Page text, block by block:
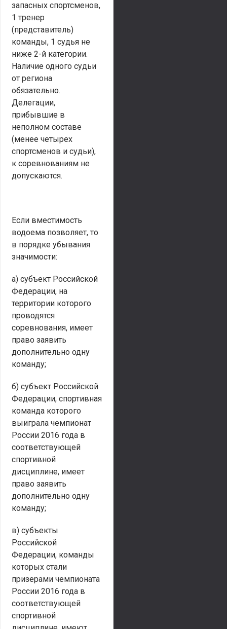
запасных спортсменов,
1 тренер
(представитель)
команды, 1 судья не
ниже 2-й категории.
Наличие одного судьи
от региона
обязательно.
Делегации,
прибывшие в
неполном составе
(менее четырех
спортсменов и судьи),
к соревнованиям не
допускаются.
Если вместимость
водоема позволяет, то
в порядке убывания
значимости:
а) субъект Российской
Федерации, на
территории которого
проводятся
соревнования, имеет
право заявить
дополнительно одну
команду;
б) субъект Российской
Федерации, спортивная
команда которого
выиграла чемпионат
России 2016 года в
соответствующей
спортивной
дисциплине, имеет
право заявить
дополнительно одну
команду;
в) субъекты
Российской
Федерации, команды
которых стали
призерами чемпионата
России 2016 года в
соответствующей
спортивной